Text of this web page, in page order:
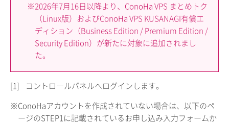
※2026年7月16日以降より、ConoHa VPS まとめトク
（Linux版）およびConoHa VPS KUSANAGI有償エ
ディション（Business Edition / Premium Edition /
Security Edition）が新たに対象に追加されまし
た。
[1]
コントロールパネルへログインします。
※ConoHaアカウントを作成されていない場合は、以下のペ
ージのSTEP1に記載されているお申し込み入力フォームか